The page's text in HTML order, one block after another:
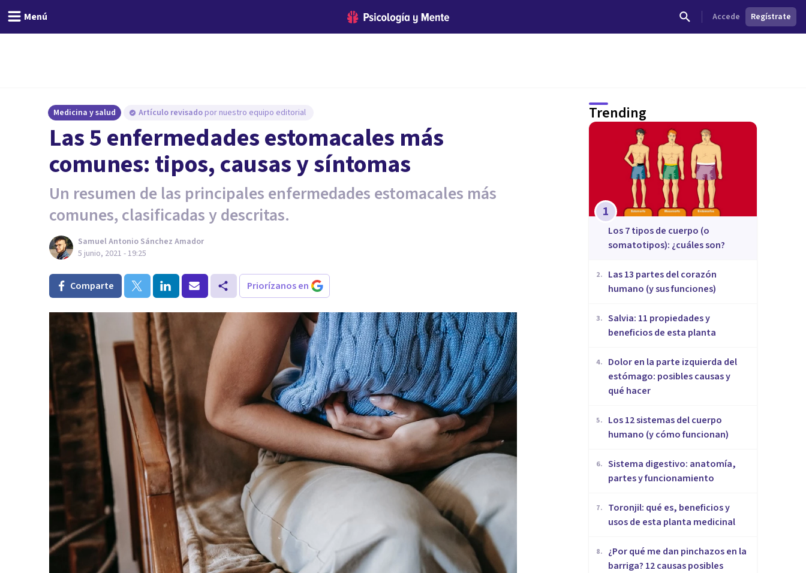
Menú Accede Regístrate
Medicina y salud Artículo revisado por nuestro equipo editorial
Las 5 enfermedades estomacales más
comunes: tipos, causas y síntomas
Un resumen de las principales enfermedades estomacales más
comunes, clasificadas y descritas.
Samuel Antonio Sánchez Amador
5 junio, 2021 - 19:25
Comparte Priorízanos en
Trending
1
​Los 7 tipos de cuerpo (o
somatotipos): ¿cuáles son?
2.
Las 13 partes del corazón
humano (y sus funciones)
3. Salvia: 11 propiedades y
beneficios de esta planta
4.
Dolor en la parte izquierda del
estómago: posibles causas y
qué hacer
5.
Los 12 sistemas del cuerpo
humano (y cómo funcionan)
6. Sistema digestivo: anatomía,
partes y funcionamiento
7.
Toronjil: qué es, beneficios y
usos de esta planta medicinal
8.
¿Por qué me dan pinchazos en la
barriga? 12 causas posibles